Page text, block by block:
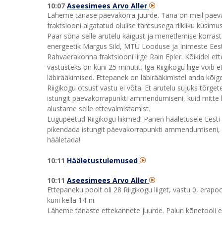
10:07 Aseesimees Arvo Aller
Läheme tänase päevakorra juurde. Täna on meil
fraktsiooni algatatud olulise tähtsusega riikliku
Paar sõna selle arutelu käigust ja menetlemise
energeetik Margus Sild, MTÜ Looduse ja Inimeste
Rahvaerakonna fraktsiooni liige Rain Epler. Kõikidel
vastusteks on kuni 25 minutit. Iga Riigikogu liige võib
läbirääkimised. Ettepanek on läbirääkimistel anda
Riigikogu otsust vastu ei võta. Et arutelu sujuks
istungit päevakorrapunkti ammendumiseni, kuid
alustame selle ettevalmistamist.
Lugupeetud Riigikogu liikmed! Panen hääletusele
pikendada istungit päevakorrapunkti
hääletada!
10:11 Hääletustulemused
10:11 Aseesimees Arvo Aller
Ettepaneku poolt oli 28 Riigikogu liiget, vastu 0,
kuni kella 14-ni.
Läheme tänaste ettekannete juurde. Palun kõnetooli